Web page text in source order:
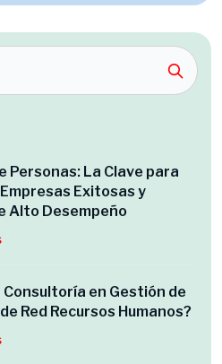
Personas: La Clave para
Exitosas y
Alto Desempeño
Consultoría en Gestión de
Red Recursos Humanos?